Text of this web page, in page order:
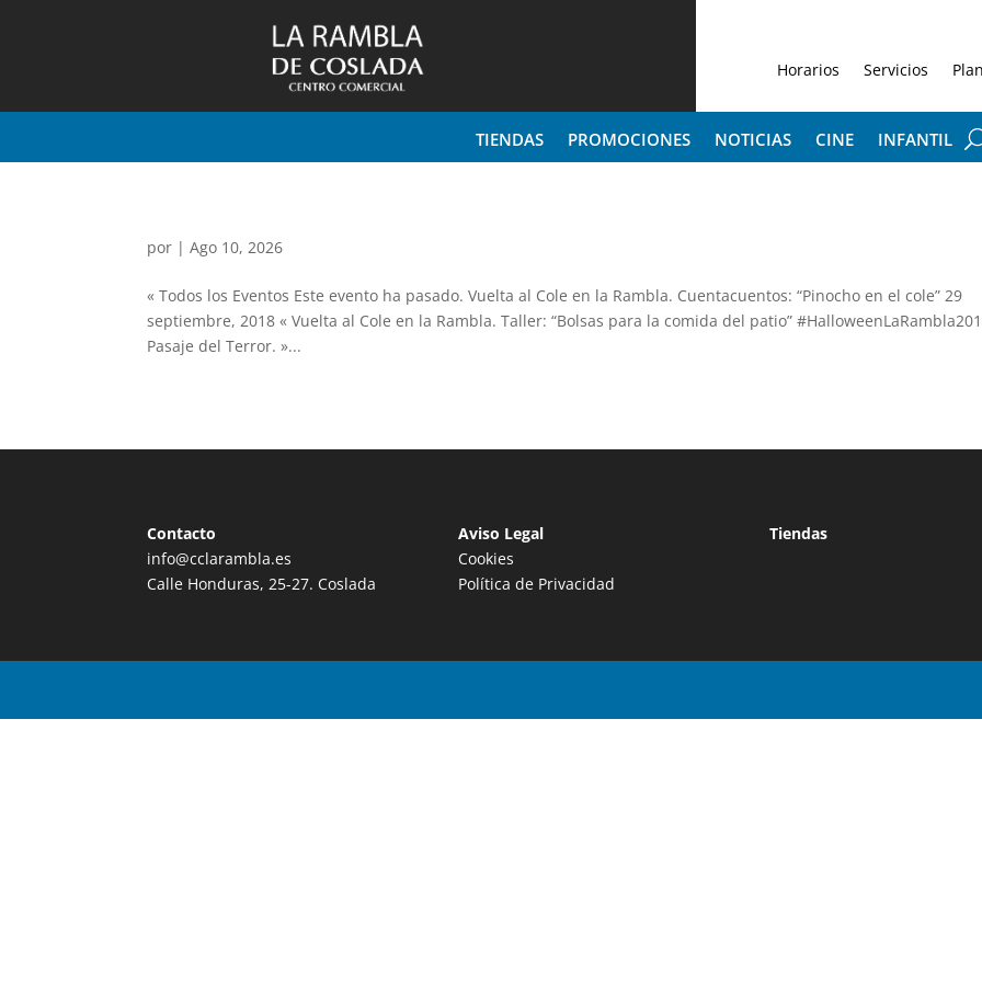
Horarios Servicios
TIENDAS PROMOCIONES NOTICIAS CINE INFANTIL
por |Ago 10, 2026
« Todos los Eventos Este evento ha pasado. Vuelta al Cole en la Rambla. Cuentacuentos: “Pinocho en el cole” 29
septiembre, 2018 « Vuelta al Cole en la Rambla. Taller: “Bolsas para la comida del patio”
Pasaje del Terror. »...
Contacto
info@cclarambla.es
Calle Honduras, 25-27. Coslada
Aviso Legal
Cookies
Política de Privacidad
Tiendas